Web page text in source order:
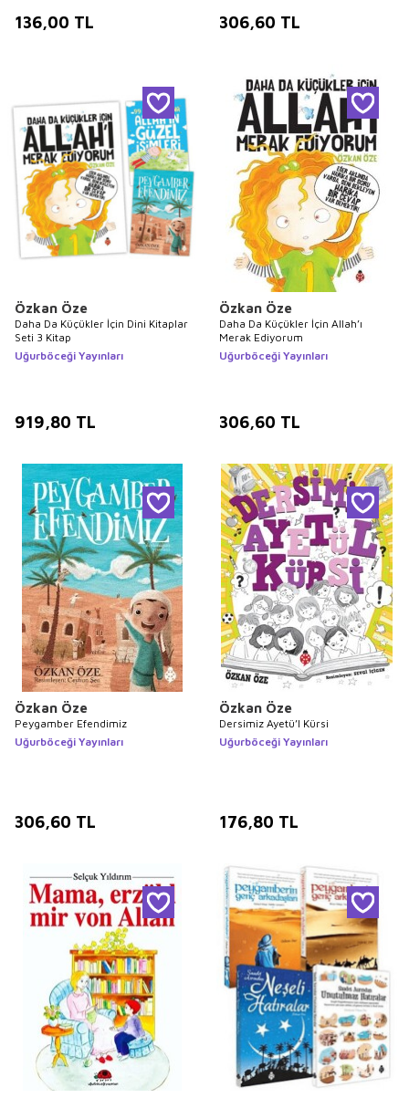
136,00 TL 306,60 TL
Özkan Öze
Daha Da Küçükler İçin Dini Kitaplar
Seti 3 Kitap
Uğurböceği Yayınları
919,80 TL
Özkan Öze
Daha Da Küçükler İçin Allah’ı
Merak Ediyorum
Uğurböceği Yayınları
306,60 TL
Özkan Öze
Peygamber Efendimiz
Uğurböceği Yayınları
306,60 TL
Özkan Öze
Dersimiz Ayetü’l Kürsi
Uğurböceği Yayınları
176,80 TL